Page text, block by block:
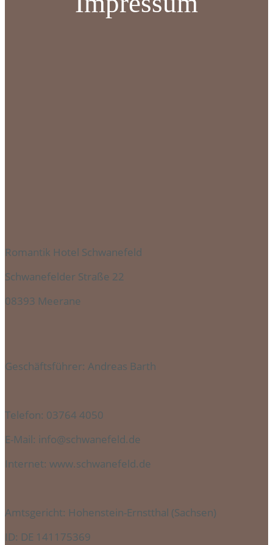
Romantik Hotel Schwanefeld
Schwanefelder Straße 22
08393 Meerane
Geschäftsführer: Andreas Barth
Telefon: 03764 4050
E-Mail: info@schwanefeld.de
Internet: www.schwanefeld.de
Amtsgericht: Hohenstein-Ernstthal (Sachsen)
ID: DE 141175369